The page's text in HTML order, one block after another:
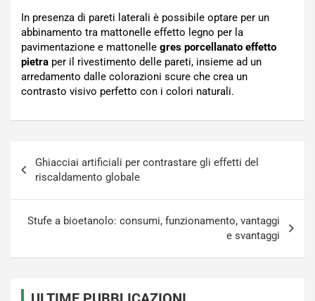
In presenza di pareti laterali è possibile optare per un
abbinamento tra mattonelle effetto legno per la
pavimentazione e mattonelle gres porcellanato effetto
pietra per il rivestimento delle pareti, insieme ad un
arredamento dalle colorazioni scure che crea un
contrasto visivo perfetto con i colori naturali.
articoli
Ghiacciai artificiali per contrastare gli effetti del
riscaldamento globale
Stufe a bioetanolo: consumi, funzionamento, vantaggi
e svantaggi